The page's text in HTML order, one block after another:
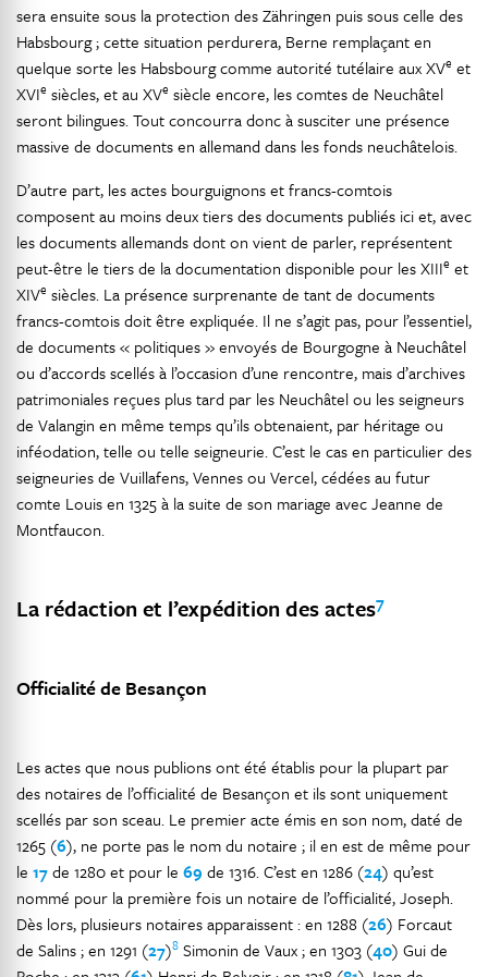
sera ensuite sous la protection des Zähringen puis sous celle des
Habsbourg ; cette situation perdurera, Berne remplaçant en
quelque sorte les Habsbourg comme autorité tutélaire aux XVe et
XVIe siècles, et au XVe siècle encore, les comtes de Neuchâtel
seront bilingues. Tout concourra donc à susciter une présence
massive de documents en allemand dans les fonds neuchâtelois.
D’autre part, les actes bourguignons et francs-comtois
composent au moins deux tiers des documents publiés ici et, avec
les documents allemands dont on vient de parler, représentent
peut-être le tiers de la documentation disponible pour les XIIIe et
XIVe siècles. La présence surprenante de tant de documents
francs-comtois doit être expliquée. Il ne s’agit pas, pour l’essentiel,
de documents « politiques » envoyés de Bourgogne à Neuchâtel
ou d’accords scellés à l’occasion d’une rencontre, mais d’archives
patrimoniales reçues plus tard par les Neuchâtel ou les seigneurs
de Valangin en même temps qu’ils obtenaient, par héritage ou
inféodation, telle ou telle seigneurie. C’est le cas en particulier des
seigneuries de Vuillafens, Vennes ou Vercel, cédées au futur
comte Louis en 1325 à la suite de son mariage avec Jeanne de
Montfaucon.
La rédaction et l’expédition des actes7
Officialité de Besançon
Les actes que nous publions ont été établis pour la plupart par
des notaires de l’officialité de Besançon et ils sont uniquement
scellés par son sceau. Le premier acte émis en son nom, daté de
1265 (6), ne porte pas le nom du notaire ; il en est de même pour
le 17de 1280 et pour le 69 de 1316. C’est en 1286 (24) qu’est
nommé pour la première fois un notaire de l’officialité, Joseph.
Dès lors, plusieurs notaires apparaissent : en 1288 (26) Forcaut
de Salins ; en 1291 (27)8 Simonin de Vaux ; en 1303 (40) Gui de